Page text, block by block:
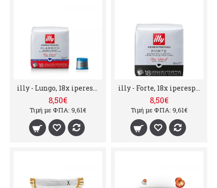
illy - Lungo, 18x iperespresso κάψουλες
8,50€
Τιμή με ΦΠΑ: 9,61€
illy - Forte, 18x iperespresso κάψουλες
8,50€
Τιμή με ΦΠΑ: 9,61€